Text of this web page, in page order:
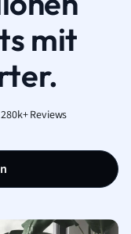
mit
Reviews